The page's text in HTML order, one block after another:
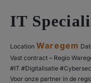
IT
Location Waregem
Vast contract – Regio
#IT #Digitalisatie
Voor onze partner in de